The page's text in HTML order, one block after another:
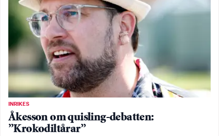
INRIKES
Åkesson om quisling-debatten:
”Krokodiltårar”